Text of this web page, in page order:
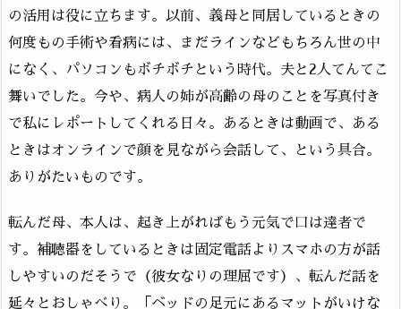
の活用は役に立ちます。以前、義母と同居しているときの
何度もの手術や看病には、まだラインなどもちろん世の中
になく、パソコンもボチボチという時代。夫と2人てんてこ
舞いでした。今や、病人の姉が高齢の母のことを写真付き
で私にレポートしてくれる日々。あるときは動画で、ある
ときはオンラインで顔を見ながら会話して、という具合。
ありがたいものです。
転んだ母、本人は、起き上がればもう元気で口は達者で
す。補聴器をしているときは固定電話よりスマホの方が話
しやすいのだそうで（彼女なりの理屈です）、転んだ話を
延々とおしゃべり。「ベッドの足元にあるマットがいけな